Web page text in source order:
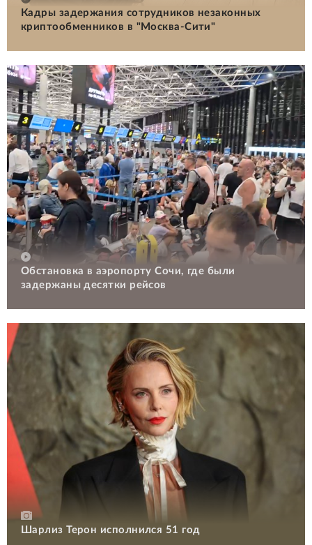
Кадры задержания сотрудников незаконных
криптообменников в "Москва-Сити"
Обстановка в аэропорту Сочи, где были
задержаны десятки рейсов
Шарлиз Терон исполнился 51 год